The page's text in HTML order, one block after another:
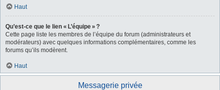
Haut
Qu’est-ce que le lien « L’équipe » ?
Cette page liste les membres de l’équipe du forum (administrateurs et
modérateurs) avec quelques informations complémentaires, comme les
forums qu’ils modèrent.
Haut
Messagerie privée